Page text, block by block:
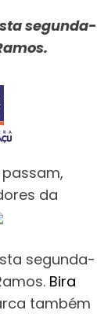
segunda-
da
segunda-
Bira
também